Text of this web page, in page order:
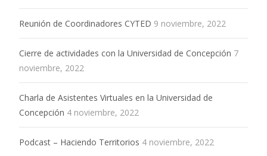
Reunión de Coordinadores CYTED 9 noviembre, 2022
Cierre de actividades con la Universidad de Concepción 7
noviembre, 2022
Charla de Asistentes Virtuales en la Universidad de
Concepción 4 noviembre, 2022
Podcast – Haciendo Territorios 4 noviembre, 2022